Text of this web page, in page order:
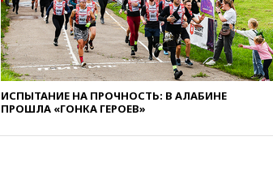
17:45Правительство получит
«золотую акцию» в
управлении аэропортом
Шереметьево
17:35Шесть человек
пострадали при ударе ВСУ по
автобусу в Запорожской
ИСПЫТАНИЕ НА ПРОЧНОСТЬ: В АЛАБИНЕ
ПРОШЛА «ГОНКА ГЕРОЕВ»